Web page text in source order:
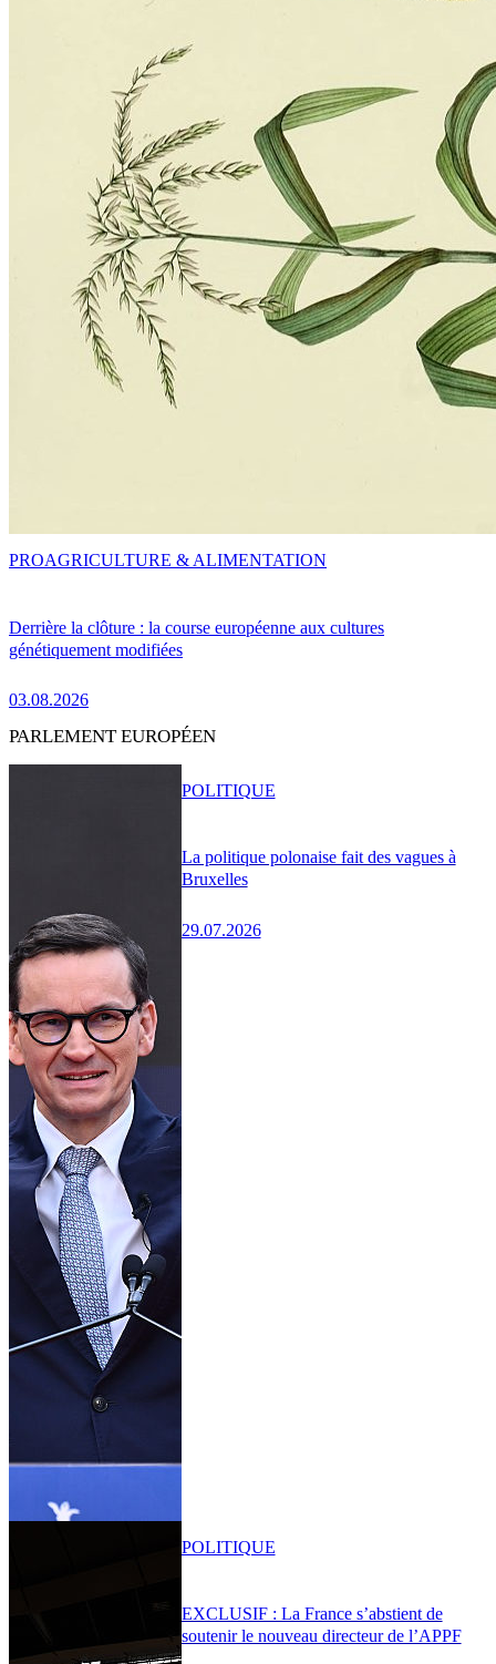
Derrière la clôture : la course européenne aux cultures
génétiquement modifiées
03.08.2026
PROAGRICULTURE & ALIMENTATION
PARLEMENT EUROPÉEN
La politique polonaise fait des vagues à
Bruxelles
29.07.2026
POLITIQUE
EXCLUSIF : La France s’abstient de
soutenir le nouveau directeur de l’APPF
POLITIQUE